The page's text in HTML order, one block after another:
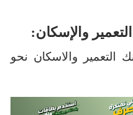
والإسكان:
والاسكان نحو